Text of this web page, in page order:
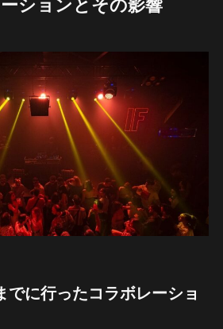
ションとその影響
でに行ったコラボレーショ